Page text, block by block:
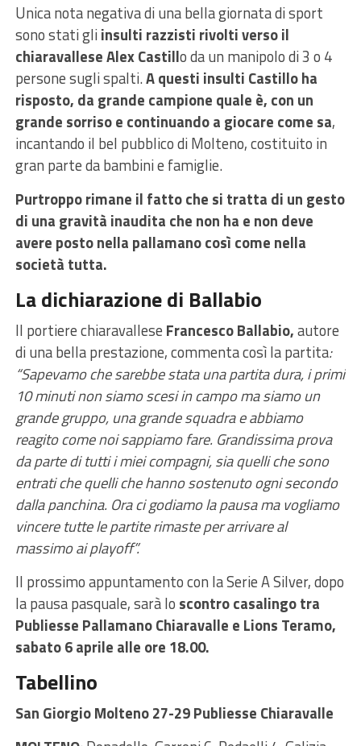
Unica nota negativa di una bella giornata di sport
sono stati gliinsulti razzisti rivolti verso il
chiaravallese Alex Castillo da un manipolo di 3 o 4
persone sugli spalti.A questi insulti Castillo ha
risposto, da grande campione quale è, con un
grande sorriso e continuando a giocare come sa,
incantando il bel pubblico di Molteno, costituito in
gran parte da bambini e famiglie.
Purtroppo rimane il fatto che si tratta di un gesto
di una gravità inaudita che non ha e non deve
avere posto nella pallamano così come nella
società tutta.
La dichiarazione di Ballabio
Il portiere chiaravallese Francesco Ballabio,autore
di una bella prestazione, commenta così la partita:
“Sapevamo che sarebbe stata una partita dura, i primi
10 minuti non siamo scesi in campo ma siamo un
grande gruppo, una grande squadra e abbiamo
reagito come noi sappiamo fare. Grandissima prova
da parte di tutti i miei compagni, sia quelli che sono
entrati che quelli che hanno sostenuto ogni secondo
dalla panchina. Ora ci godiamo la pausa ma vogliamo
vincere tutte le partite rimaste per arrivare al
massimo ai playoff”.
Il prossimo appuntamento con la Serie A Silver, dopo
la pausa pasquale, sarà lo scontro casalingo tra
Publiesse Pallamano Chiaravalle e Lions Teramo,
sabato 6 aprile alle ore 18.00.
Tabellino
San Giorgio Molteno 27-29 Publiesse Chiaravalle